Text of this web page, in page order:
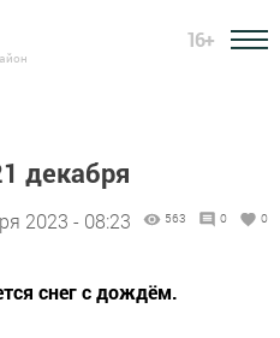
16+
декабря
2023 - 08:23 563 0 0
снег с дождём.